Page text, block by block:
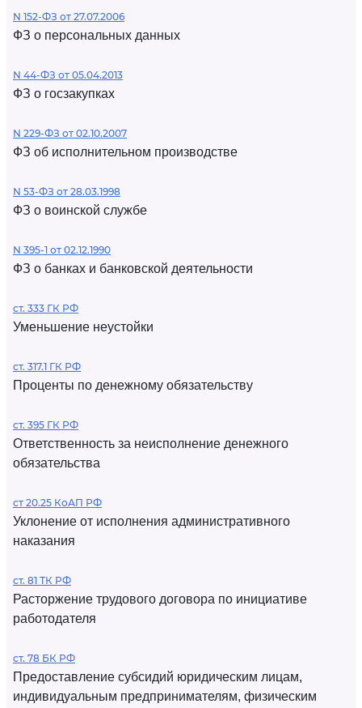
N 152-ФЗ от 27.07.2006
ФЗ о персональных данных
N 44-ФЗ от 05.04.2013
ФЗ о госзакупках
N 229-ФЗ от 02.10.2007
ФЗ об исполнительном производстве
N 53-ФЗ от 28.03.1998
ФЗ о воинской службе
N 395-1 от 02.12.1990
ФЗ о банках и банковской деятельности
ст. 333 ГК РФ
Уменьшение неустойки
ст. 317.1 ГК РФ
Проценты по денежному обязательству
ст. 395 ГК РФ
Ответственность за неисполнение денежного
обязательства
ст 20.25 КоАП РФ
Уклонение от исполнения административного
наказания
ст. 81 ТК РФ
Расторжение трудового договора по инициативе
работодателя
ст. 78 БК РФ
Предоставление субсидий юридическим лицам,
индивидуальным предпринимателям, физическим